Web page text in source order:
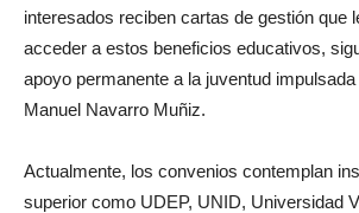
interesados reciben cartas de gestión que
acceder a estos beneficios educativos,
apoyo permanente a la juventud
Manuel Navarro Muñiz.
Actualmente, los convenios contemplan
superior como UDEP, UNID, Universidad